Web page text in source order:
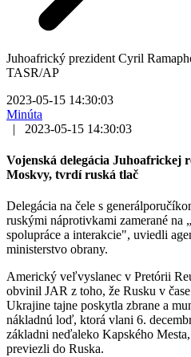
Juhoafrický prezident Cyril
TASR/AP
2023-05-15 14:30:03
Minúta
|
2023-05-15 14:30:03
Vojenská delegácia Juhoafrickej
Moskvy, tvrdí ruská tlač
Delegácia na čele s
ruskými náprotivkami zamerané na
spolupráce a interakcie", uviedli
ministerstvo obrany.
Americký veľvyslanec v Pretórii
obvinil JAR z toho, že Rusku v
Ukrajine tajne poskytla zbrane a
nákladnú loď, ktorá vlani 6.
základni neďaleko Kapského
previezli do Ruska.